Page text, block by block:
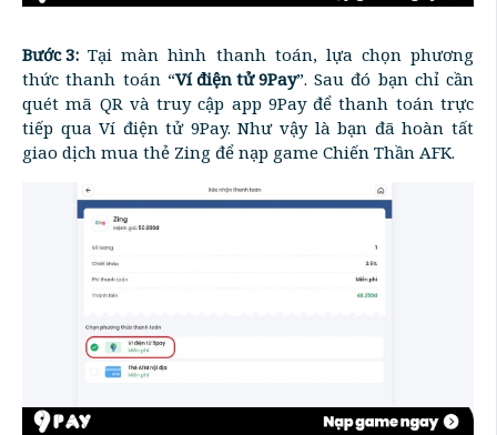
Bước 3: Tại màn hình thanh toán, lựa chọn phương
thức thanh toán “Ví điện tử 9Pay”. Sau đó bạn chỉ cần
quét mã QR và truy cập app 9Pay để thanh toán trực
tiếp qua Ví điện tử 9Pay. Như vậy là bạn đã hoàn tất
giao dịch mua thẻ Zing để nạp game Chiến Thần AFK.